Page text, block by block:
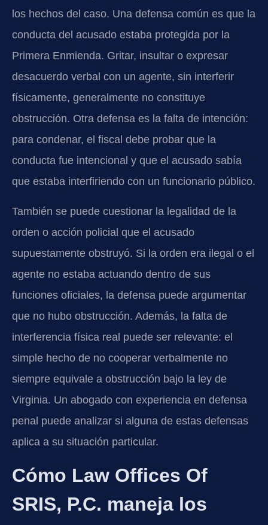
los hechos del caso. Una defensa común es que la
conducta del acusado estaba protegida por la
Primera Enmienda. Gritar, insultar o expresar
desacuerdo verbal con un agente, sin interferir
físicamente, generalmente no constituye
obstrucción. Otra defensa es la falta de intención:
para condenar, el fiscal debe probar que la
conducta fue intencional y que el acusado sabía
que estaba interfiriendo con un funcionario público.
También se puede cuestionar la legalidad de la
orden o acción policial que el acusado
supuestamente obstruyó. Si la orden era ilegal o el
agente no estaba actuando dentro de sus
funciones oficiales, la defensa puede argumentar
que no hubo obstrucción. Además, la falta de
interferencia física real puede ser relevante: el
simple hecho de no cooperar verbalmente no
siempre equivale a obstrucción bajo la ley de
Virginia. Un abogado con experiencia en defensa
penal puede analizar si alguna de estas defensas
aplica a su situación particular.
Cómo Law Offices Of
SRIS, P.C. maneja los